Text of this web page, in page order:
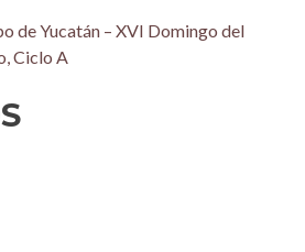
de Yucatán – XVI Domingo del
Ciclo A